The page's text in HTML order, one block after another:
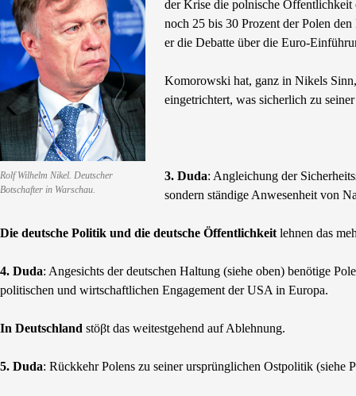
Rolf Wilhelm Nikel. Deutscher
Botschafter in Warschau.
der Krise die polnische Öffentlichkeit
noch 25 bis 30 Prozent der Polen
er die Debatte über die Euro-
Komorowski hat, ganz in Nikels
eingetrichtert, was sicherlich zu
3. Duda: Angleichung der
sondern ständige Anwesenheit von
Die deutsche Politik und die deutsche Öffentlichkeit lehnen das
4. Duda: Angesichts der deutschen Haltung (siehe oben) benötige
politischen und wirtschaftlichen Engagement der USA in Europa.
In Deutschland stöβt das weitestgehend auf Ablehnung.
5. Duda: Rückkehr Polens zu seiner ursprünglichen Ostpolitik (siehe